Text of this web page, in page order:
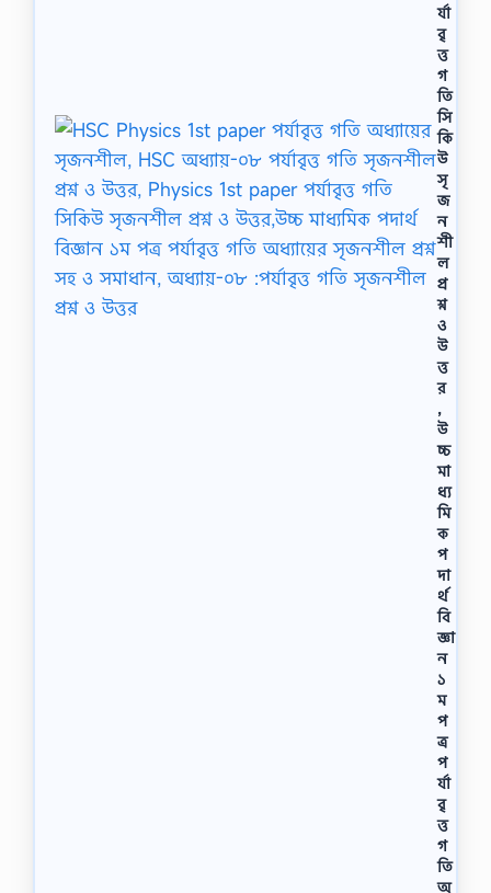
র্যা
বৃ
ত্ত
গ
তি
সি
কি
উ
সৃ
জ
ন
শী
ল
প্র
শ্ন
ও
উ
ত্ত
র
,
উ
চ্চ
মা
ধ্য
মি
ক
প
দা
র্থ
বি
জ্ঞা
ন
১
ম
প
ত্র
প
র্যা
বৃ
ত্ত
গ
তি
অ